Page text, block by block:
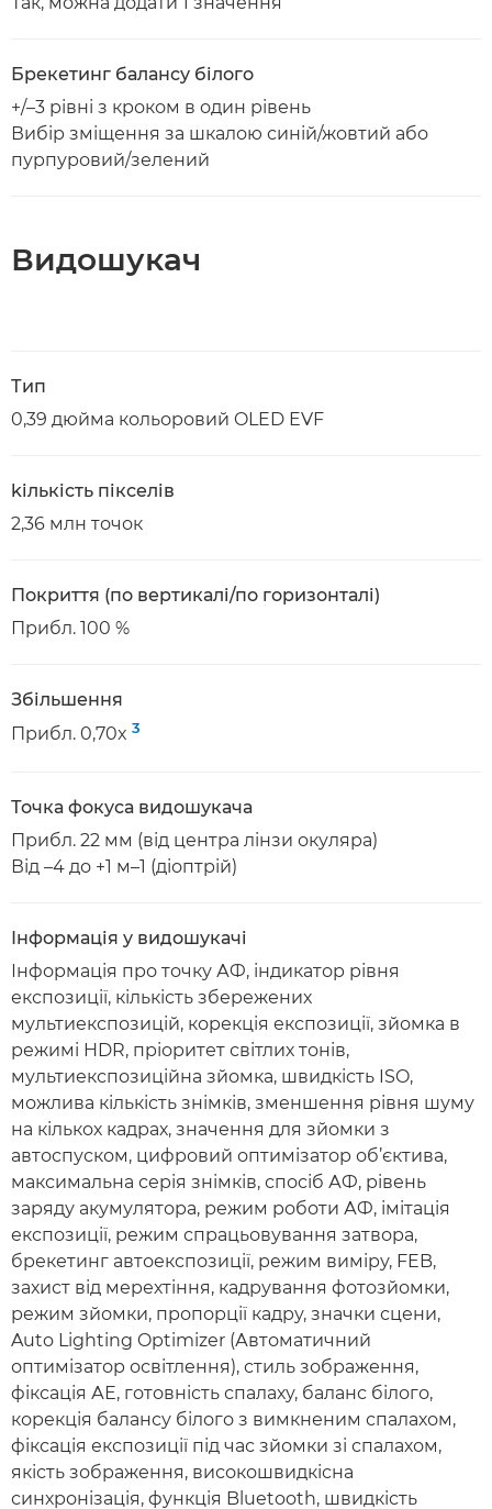
Брекетинг балансу білого
+/–3 рівні з кроком в один рівень
Вибір зміщення за шкалою синій/жовтий або
пурпуровий/зелений
Видошукач
Тип
0,39 дюйма кольоровий OLED EVF
kількість пікселів
2,36 млн точок
Покриття (по вертикалі/по горизонталі)
Прибл. 100 %
Збільшення
Прибл. 0,70x 3
Точка фокуса видошукача
Прибл. 22 мм (від центра лінзи окуляра)
Від –4 до +1 м–1 (діоптрій)
Інформація у видошукачі
Інформація про точку АФ, індикатор рівня
експозиції, кількість збережених
мультиекспозицій, корекція експозиції, зйомка в
режимі HDR, пріоритет світлих тонів,
мультиекспозиційна зйомка, швидкість ISO,
можлива кількість знімків, зменшення рівня шуму
на кількох кадрах, значення для зйомки з
автоспуском, цифровий оптимізатор об’єктива,
максимальна серія знімків, спосіб АФ, рівень
заряду акумулятора, режим роботи АФ, імітація
експозиції, режим спрацьовування затвора,
брекетинг автоекспозиції, режим виміру, FEB,
захист від мерехтіння, кадрування фотозйомки,
режим зйомки, пропорції кадру, значки сцени,
Auto Lighting Optimizer (Автоматичний
оптимізатор освітлення), стиль зображення,
фіксація АЕ, готовність спалаху, баланс білого,
корекція балансу білого з вимкненим спалахом,
фіксація експозиції під час зйомки зі спалахом,
якість зображення, високошвидкісна
синхронізація, функція Bluetooth, швидкість